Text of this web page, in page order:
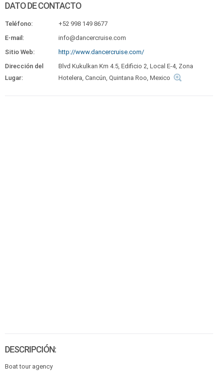
DATO DE CONTACTO
Teléfono:
+52 998 149 8677
E-mail:
info@dancercruise.com
Sitio Web:
http://www.dancercruise.com/
Dirección del
Lugar:
Blvd Kukulkan Km 4.5, Edificio 2, Local E-4, Zona
Hotelera, Cancún, Quintana Roo, Mexico
DESCRIPCIÓN:
Boat tour agency